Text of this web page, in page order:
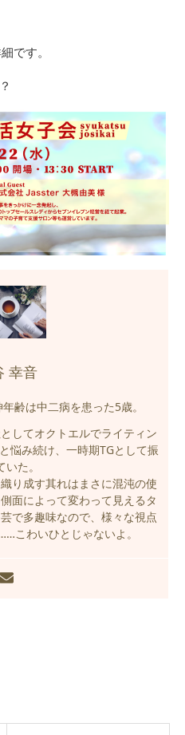
です。
幸音
齢は中二病を患った5歳。
してオクトエルでライティン
悩み続け、一時期TGとして振
た。
り成す其れはまさに混沌の使
面によって変わって見えるタ
で多趣味なので、様々な視点
こわいひとじゃないよ。